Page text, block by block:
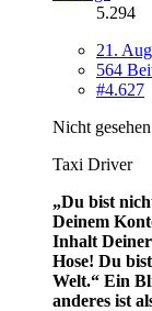
5.294
21.
564
#4.627
Nicht gesehen
Taxi Driver
„Du bist
Deinem
Inhalt
Hose! Du
Welt.“ Ein
anderes ist